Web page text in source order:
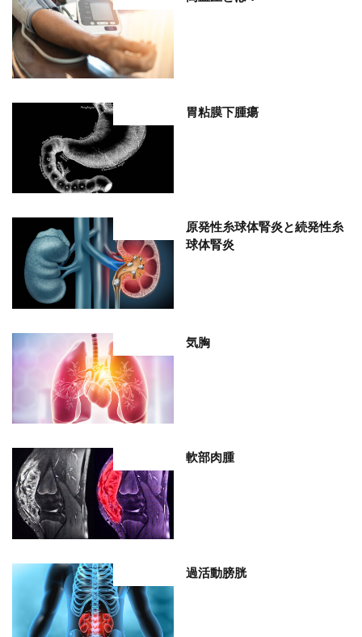
胃粘膜下腫瘍
原発性糸球体腎炎と続発性糸
球体腎炎
気胸
軟部肉腫
過活動膀胱